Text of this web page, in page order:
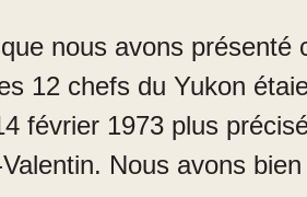
nous avons présenté
12 chefs du Yukon
février 1973 plus
Nous avons